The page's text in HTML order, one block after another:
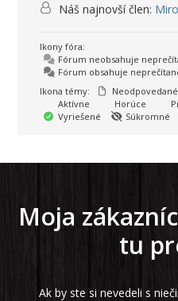
Náš najnovší člen:
Ikony fóra:
Fórum neobsahuje
Fórum obsahuje
Ikona témy:
Neodpovedané
Aktívne
Horúce
Vyriešené
Súkromné
Moja
tu
Ak by ste si nevedeli s